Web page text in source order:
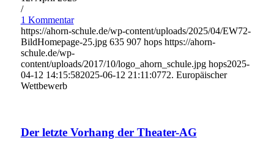
/
1 Kommentar
https://ahorn-schule.de/wp-content/uploads/2025/04/EW72-
BildHomepage-25.jpg 635 907 hops https://ahorn-
schule.de/wp-
content/uploads/2017/10/logo_ahorn_schule.jpg hops2025-
04-12 14:15:582025-06-12 21:11:0772. Europäischer
Wettbewerb
Der letzte Vorhang der Theater-AG